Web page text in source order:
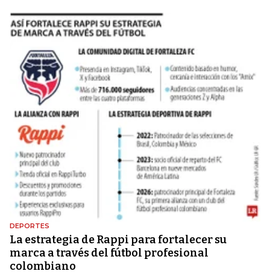
DEPORTES
La estrategia de Rappi para fortalecer su
marca a través del fútbol profesional
colombiano